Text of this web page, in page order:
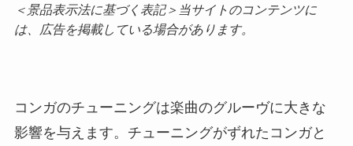
＜景品表示法に基づく表記＞当サイトのコンテンツに
は、広告を掲載している場合があります。
コンガのチューニングは楽曲のグルーヴに大きな
影響を与えます。チューニングがずれたコンガと